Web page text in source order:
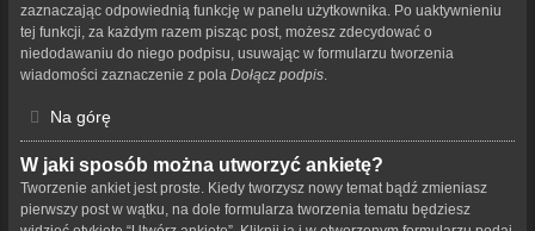
zaznaczając odpowiednią funkcję w panelu użytkownika. Po uaktywnieniu
tej funkcji, za każdym razem pisząc post, możesz zdecydować o
niedodawaniu do niego podpisu, usuwając w formularzu tworzenia
wiadomości zaznaczenie z pola Dołącz podpis
Na górę
W jaki sposób można utworzyć ankietę?
Tworzenie ankiet jest proste. Kiedy tworzysz nowy temat bądź zmieniasz
pierwszy post w wątku, na dole formularza tworzenia tematu będziesz